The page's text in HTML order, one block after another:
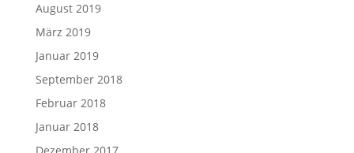
August 2019
März 2019
Januar 2019
September 2018
Februar 2018
Januar 2018